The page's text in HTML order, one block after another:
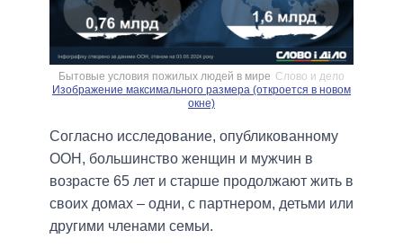
Бытовые условия пожилых людей в мире Слово и дело
Изображение максимального размера (откроется в новом
окне)
Согласно исследование, опубликованному
ООН, большинство женщин и мужчин в
возрасте 65 лет и старше продолжают жить в
своих домах – одни, с партнером, детьми или
другими членами семьи.